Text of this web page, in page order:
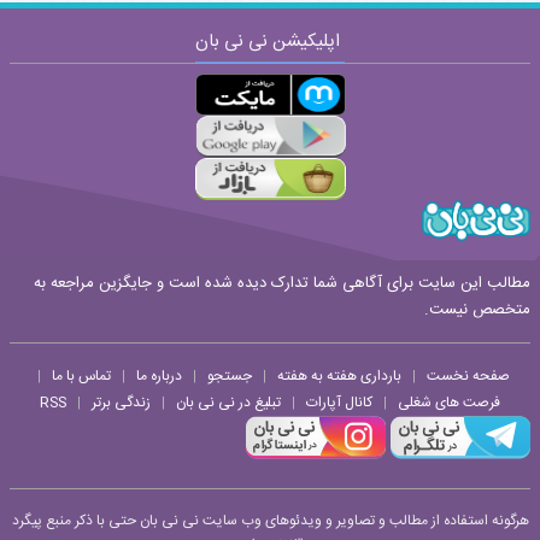
اپلیکیشن نی نی بان
مطالب این سایت برای آگاهی شما تدارک دیده شده است و جایگزین مراجعه به
متخصص نیست.
صفحه نخست | بارداری هفته به هفته | جستجو | درباره ما | تماس با ما |
فرصت های شغلی | کانال آپارات | تبلیغ در نی نی بان | زندگی برتر |
RSS
هرگونه استفاده از مطالب و تصاویر و ویدئوهای وب سایت نی نی بان حتی با ذکر منبع پیگرد